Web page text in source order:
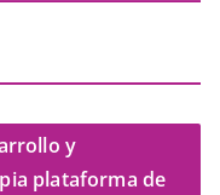
y
plataforma de